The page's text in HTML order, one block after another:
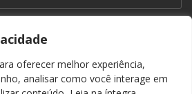
oferecer melhor experiência,
analisar como você interage em
OUVIDORIA